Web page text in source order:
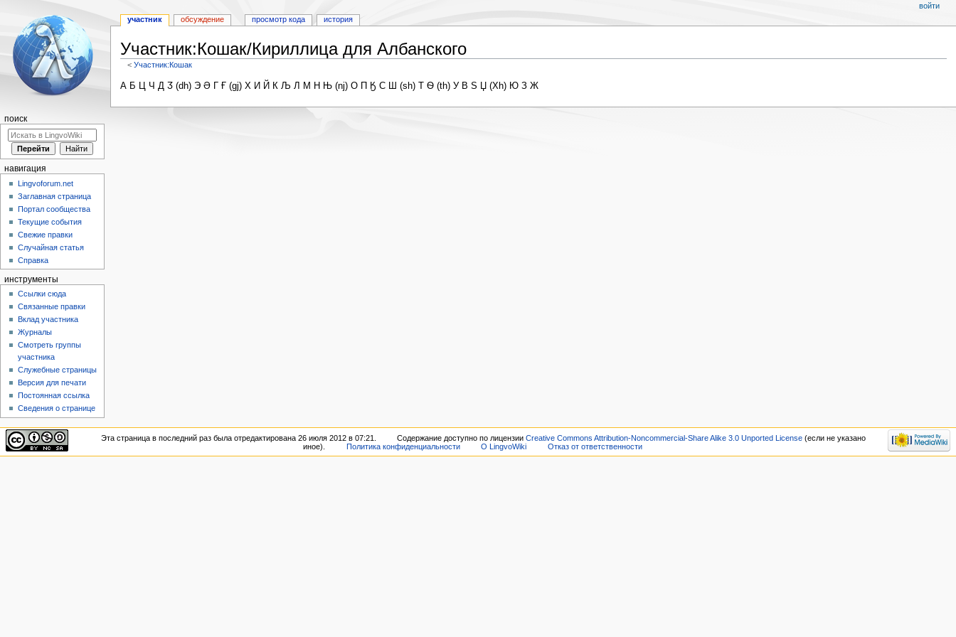
Участник:Кошак/Кириллица для Албанского
<Участник:Кошак
Перейти
Перейти
А Б Ц Ч Д Ӡ (dh) Э Ә Г Ғ (gj) Х И Й К Љ Л М Н Њ (nj) О П Ӄ С Ш (sh) Т Ѳ (th) У В Ѕ Џ (Xh) Ю З Ж
участник обсуждение просмотр кода история
войти
поиск
навигация
Lingvoforum.net
Заглавная страница
Портал сообщества
Текущие события
Свежие правки
Случайная статья
Справка
инструменты
Ссылки сюда
Связанные правки
Вклад участника
Журналы
Смотреть группы
участника
Служебные страницы
Версия для печати
Постоянная ссылка
Сведения о странице
Эта страница в последний раз была отредактирована 26 июля 2012 в 07:21. Содержание доступно по лицензииCreative Commons Attribution-Noncommercial-Share Alike 3.0 Unported License (если не указано
иное).
Политика конфиденциальности О LingvoWiki Отказ от ответственности